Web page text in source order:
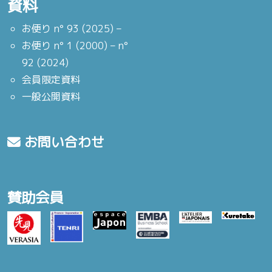
資料
お便り n° 93 (2025) –
お便り n° 1 (2000) – n°
92 (2024)
会員限定資料
一般公開資料
お問い合わせ
賛助会員